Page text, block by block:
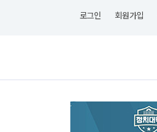
로그인 회원가입